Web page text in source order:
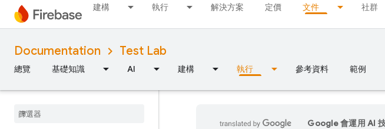
建構 執行 解決方案 定價 文件 社群
Documentation Test Lab
總覽 基礎知識 AI 建構 執行 參考資料 範例
Google 會運用 AI